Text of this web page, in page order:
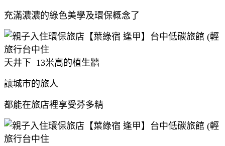
充滿濃濃的綠色美學及環保概念了
天井下 13米高的植生牆
讓城市的旅人
都能在旅店裡享受芬多精